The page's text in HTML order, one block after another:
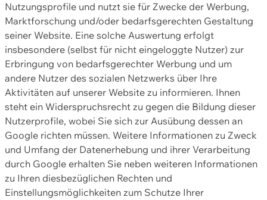
Nutzungsprofile und nutzt sie für Zwecke der Werbung,
Marktforschung und/oder bedarfsgerechten Gestaltung
seiner Website. Eine solche Auswertung erfolgt
insbesondere (selbst für nicht eingeloggte Nutzer) zur
Erbringung von bedarfsgerechter Werbung und um
andere Nutzer des sozialen Netzwerks über Ihre
Aktivitäten auf unserer Website zu informieren. Ihnen
steht ein Widerspruchsrecht zu gegen die Bildung dieser
Nutzerprofile, wobei Sie sich zur Ausübung dessen an
Google richten müssen. Weitere Informationen zu Zweck
und Umfang der Datenerhebung und ihrer Verarbeitung
durch Google erhalten Sie neben weiteren Informationen
zu Ihren diesbezüglichen Rechten und
Einstellungsmöglichkeiten zum Schutze Ihrer